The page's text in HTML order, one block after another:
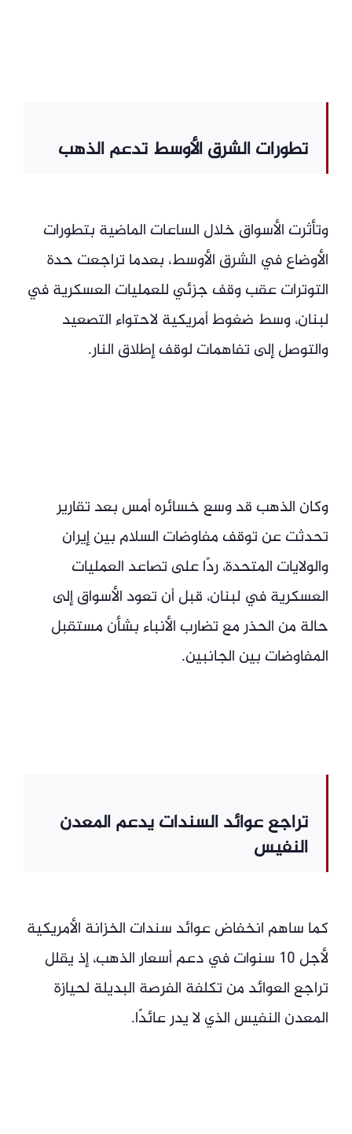
تطورات الشرق الأوسط تدعم الذهب
وتأثرت الأسواق خلال الساعات الماضية بتطورات
الأوضاع في الشرق الأوسط، بعدما تراجعت حدة
التوترات عقب وقف جزئي للعمليات العسكرية في
لبنان، وسط ضغوط أمريكية لاحتواء التصعيد
والتوصل إلى تفاهمات لوقف إطلاق النار.
وكان الذهب قد وسع خسائره أمس بعد تقارير
تحدثت عن توقف مفاوضات السلام بين إيران
والولايات المتحدة، ردًا على تصاعد العمليات
العسكرية في لبنان، قبل أن تعود الأسواق إلى
حالة من الحذر مع تضارب الأنباء بشأن مستقبل
المفاوضات بين الجانبين.
تراجع عوائد السندات يدعم المعدن
النفيس
كما ساهم انخفاض عوائد سندات الخزانة الأمريكية
لأجل 10 سنوات في دعم أسعار الذهب، إذ يقلل
تراجع العوائد من تكلفة الفرصة البديلة لحيازة
المعدن النفيس الذي لا يدر عائدًا.